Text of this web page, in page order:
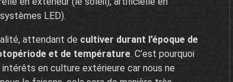
LED).
attendant de cultiver durant l’époque de
et de température. C’est pourquoi
en culture extérieure car nous ne